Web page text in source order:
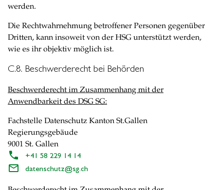
werden.
Die Rechtwahrnehmung betroffener Personen gegenüber
Dritten, kann insoweit von der HSG unterstützt werden,
wie es ihr objektiv möglich ist.
C.8. Beschwerderecht bei Behörden
Beschwerderecht im Zusammenhang mit der
Anwendbarkeit des DSG SG:
Fachstelle Datenschutz Kanton St.Gallen
Regierungsgebäude
9001 St. Gallen
+41 58 229 14 14
datenschutz@sg.ch